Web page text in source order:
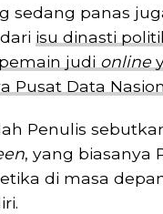
sedang panas
isu dinasti
pemain judi online
Pusat Data
Penulis
, yang biasanya
di masa